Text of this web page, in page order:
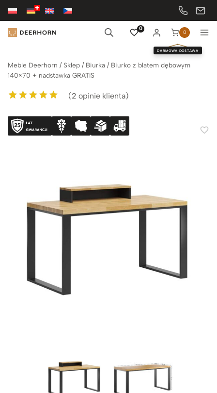
Przejdź
treści
0
0
DARMOWA DOSTAWA
Meble Deerhorn / Sklep / Biurka / Biurko z blatem dębowym
140×70 + nadstawka GRATIS
5.00na 5 na
podstawie
ocen klientów
(2 opinie klienta)